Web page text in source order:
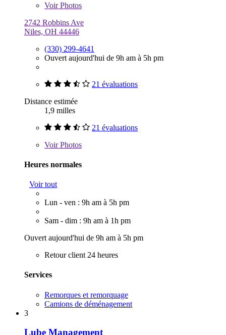
VoirPhotos
2742 Robbins Ave
Niles, OH 44446
(330) 299-4641
Ouvert aujourd'hui de 9h am à 5h pm
21 évaluations
Distance estimée
1,9 milles
21 évaluations
VoirPhotos
Heures normales
Voir tout
Lun - ven : 9h am à 5h pm
Sam - dim : 9h am à 1h pm
Ouvert aujourd'hui de 9h am à 5h pm
Retour client 24 heures
Services
Remorques et remorquage
Camions de déménagement
3
Lube Management